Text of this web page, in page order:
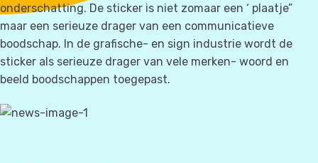
onderschatting. De sticker is niet zomaar een ‘ plaatje”
maar een serieuze drager van een communicatieve
boodschap. In de grafische- en sign industrie wordt de
sticker als serieuze drager van vele merken- woord en
beeld boodschappen toegepast.